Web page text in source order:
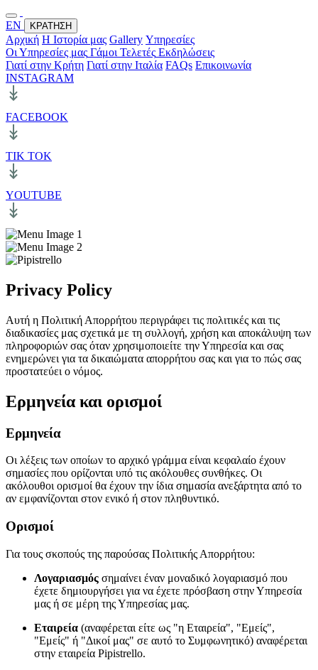
ΕΝ ΚΡΑΤΗΣΗ
Αρχική Η Ιστορία μας Gallery Υπηρεσίες
Οι Υπηρεσίες μας Γάμοι Τελετές Εκδηλώσεις
Γιατί στην Κρήτη Γιατί στην Ιταλία FAQs Επικοινωνία
INSTAGRAM
FACEBOOK
TIK TOK
YOUTUBE
Privacy Policy
Αυτή η Πολιτική Απορρήτου περιγράφει τις πολιτικές και τις
διαδικασίες μας σχετικά με τη συλλογή, χρήση και αποκάλυψη των
πληροφοριών σας όταν χρησιμοποιείτε την Υπηρεσία και σας
ενημερώνει για τα δικαιώματα απορρήτου σας και για το πώς σας
προστατεύει ο νόμος.
Ερμηνεία και ορισμοί
Ερμηνεία
Οι λέξεις των οποίων το αρχικό γράμμα είναι κεφαλαίο έχουν
σημασίες που ορίζονται υπό τις ακόλουθες συνθήκες. Οι
ακόλουθοι ορισμοί θα έχουν την ίδια σημασία ανεξάρτητα από το
αν εμφανίζονται στον ενικό ή στον πληθυντικό.
Ορισμοί
Για τους σκοπούς της παρούσας Πολιτικής Απορρήτου:
Λογαριασμός σημαίνει έναν μοναδικό λογαριασμό που
έχετε δημιουργήσει για να έχετε πρόσβαση στην Υπηρεσία
μας ή σε μέρη της Υπηρεσίας μας.
Εταιρεία (αναφέρεται είτε ως "η Εταιρεία", "Εμείς",
"Εμείς" ή "Δικοί μας" σε αυτό το Συμφωνητικό) αναφέρεται
στην εταιρεία Pipistrello.